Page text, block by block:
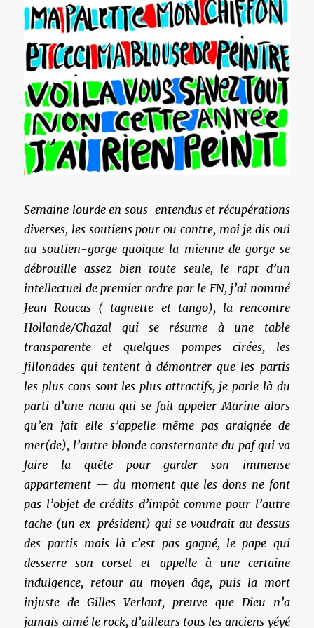
Semaine lourde en sous-entendus et récupérations
diverses, les soutiens pour ou contre, moi je dis oui
au soutien-gorge quoique la mienne de gorge se
débrouille assez bien toute seule, le rapt d’un
intellectuel de premier ordre par le FN, j’ai nommé
Jean Roucas (-tagnette et tango), la rencontre
Hollande/Chazal qui se résume à une table
transparente et quelques pompes cirées, les
fillonades qui tentent à démontrer que les partis
les plus cons sont les plus attractifs, je parle là du
parti d’une nana qui se fait appeler Marine alors
qu’en fait elle s’appelle même pas araignée de
mer(de), l’autre blonde consternante du paf qui va
faire la quête pour garder son immense
appartement — du moment que les dons ne font
pas l’objet de crédits d’impôt comme pour l’autre
tache (un ex-président) qui se voudrait au dessus
des partis mais là c’est pas gagné, le pape qui
desserre son corset et appelle à une certaine
indulgence, retour au moyen âge, puis la mort
injuste de Gilles Verlant, preuve que Dieu n’a
jamais aimé le rock, d’ailleurs tous les anciens yéyé